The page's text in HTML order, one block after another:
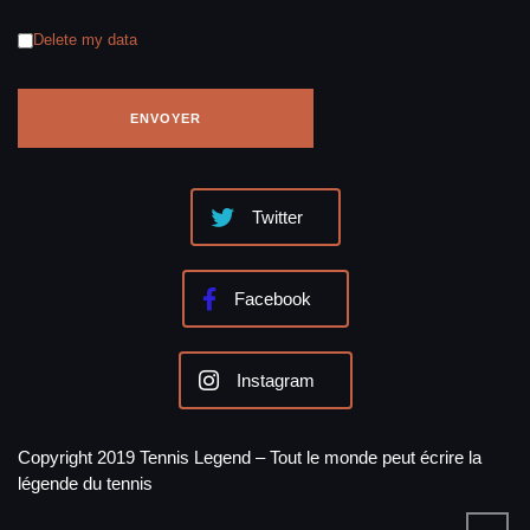
Delete my data
Twitter
Facebook
Instagram
Copyright 2019 Tennis Legend – Tout le monde peut écrire la
légende du tennis